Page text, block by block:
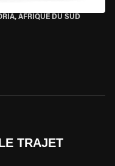
AFRIQUE DU SUD
TRAJET